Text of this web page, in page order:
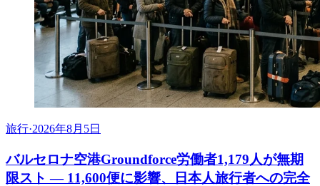
旅行·2026年8月5日
バルセロナ空港Groundforce労働者1,179人が無期
限スト ― 11,600便に影響、日本人旅行者への完全